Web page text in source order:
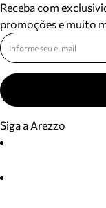
Receba com
promoções e muito
Siga a Arezzo